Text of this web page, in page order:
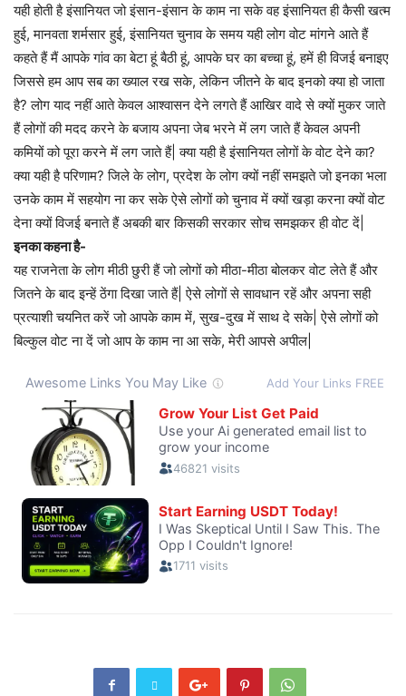
यही होती है इंसानियत जो इंसान-इंसान के काम ना सके वह इंसानियत ही कैसी खत्म
हुई, मानवता शर्मसार हुई, इंसानियत चुनाव के समय यही लोग वोट मांगने आते हैं
कहते हैं मैं आपके गांव का बेटा हूं बैठी हूं, आपके घर का बच्चा हूं, हमें ही विजई बनाइए
जिससे हम आप सब का ख्याल रख सके, लेकिन जीतने के बाद इनको क्या हो जाता
है? लोग याद नहीं आते केवल आश्वासन देने लगते हैं आखिर वादे से क्यों मुकर जाते
हैं लोगों की मदद करने के बजाय अपना जेब भरने में लग जाते हैं केवल अपनी
कमियों को पूरा करने में लग जाते हैं| क्या यही है इंसानियत लोगों के वोट देने का?
क्या यही है परिणाम? जिले के लोग, प्रदेश के लोग क्यों नहीं समझते जो इनका भला
उनके काम में सहयोग ना कर सके ऐसे लोगों को चुनाव में क्यों खड़ा करना क्यों वोट
देना क्यों विजई बनाते हैं अबकी बार किसकी सरकार सोच समझकर ही वोट दें|
इनका कहना है-
यह राजनेता के लोग मीठी छुरी हैं जो लोगों को मीठा-मीठा बोलकर वोट लेते हैं और
जितने के बाद इन्हें ठेंगा दिखा जाते हैं| ऐसे लोगों से सावधान रहें और अपना सही
प्रत्याशी चयनित करें जो आपके काम में, सुख-दुख में साथ दे सके| ऐसे लोगों को
बिल्कुल वोट ना दें जो आप के काम ना आ सके, मेरी आपसे अपील|